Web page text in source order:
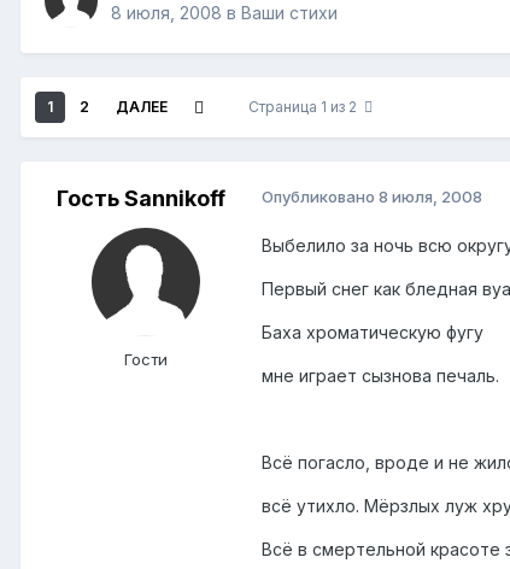
8 июля, 2008 в Ваши стихи
1 2 ДАЛЕЕ Страница 1 из 2
Гость Sannikoff
Гости
Опубликовано 8 июля, 2008
Выбелило за ночь всю
Первый снег как бледная
Баха хроматическую фугу
мне играет сызнова печаль.
Всё погасло, вроде и не
всё утихло. Мёрзлых луж
Всё в смертельной красоте